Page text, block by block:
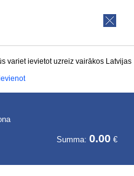
variet ievietot uzreiz vairākos Latvijas
Summa: 0.00€